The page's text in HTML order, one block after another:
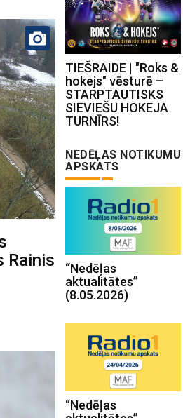
Rainis
TIEŠRAIDE | "Roks &
hokejs" vēsturē –
STARPTAUTISKS
SIEVIEŠU HOKEJA
TURNĪRS!
NEDĒĻAS NOTIKUMU
APSKATS
“Nedēļas
aktualitātes”
(8.05.2026)
“Nedēļas
“Iedvesmas mape”
dizaina veidošanā
09 , 2025